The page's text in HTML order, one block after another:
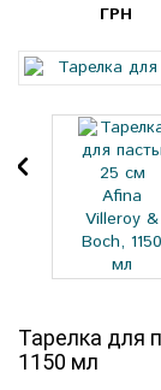
ГРН
Тарелка для
1150 мл